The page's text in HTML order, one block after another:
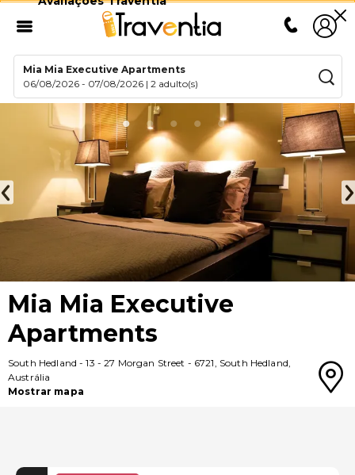
Mia Mia Executive Apartments
06/08/2026 - 07/08/2026 |2 adulto(s)
Mia Mia Executive
Apartments
South Hedland -13 - 27 Morgan Street - 6721, South Hedland,
Austrália
Mostrar mapa